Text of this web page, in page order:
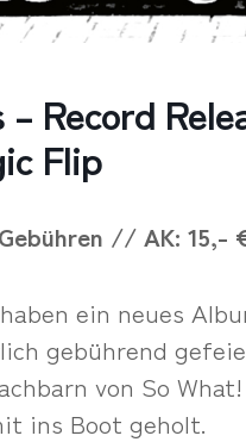
– Record
Flip
// AK: 15,-
ein neues
gebührend
von So
ins Boot geholt.